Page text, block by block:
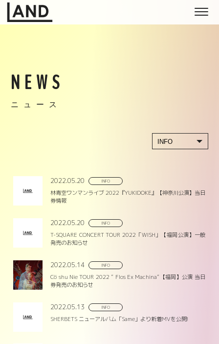
NEWS
ニュース
2022.05.20 INFO
林青空ワンマンライブ 2022『YUKIDOKE』【神奈川公演】当日
券情報
2022.05.20 INFO
T-SQUARE CONCERT TOUR 2022「WISH」【福岡公演】一般
発売のお知らせ
2022.05.14 INFO
Cö shu Nie TOUR 2022 ” Flos Ex Machina”【福岡】公演 当日
券発売のお知らせ
2022.05.13 INFO
SHERBETS ニューアルバム「Same」より新着MVを公開!